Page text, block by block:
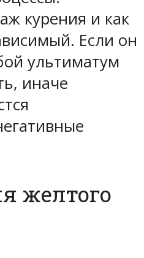
курения и как
Если он
ультиматум
иначе
желтого